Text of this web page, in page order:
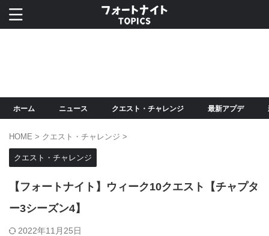
ホーム ニュース クエスト・チャレンジ 最新アプデ
HOME > クエスト・チャレンジ >
クエスト・チャレンジ
【フォートナイト】ウィーク10クエスト【チャプタ
ー3シーズン4】
2022年11月25日